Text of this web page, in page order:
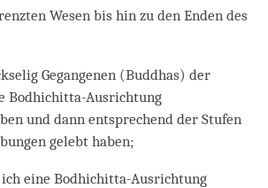
Wesen bis hin zu den Enden des
Gegangenen (Buddhas) der
Bodhichitta-Ausrichtung
und dann entsprechend der Stufen
gelebt haben;
ich eine Bodhichitta-Ausrichtung